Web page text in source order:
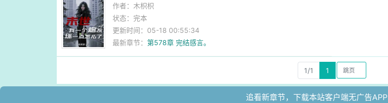
作者： 木枳枳
状态：完本
更新时间：05-18 00:55:34
最新章节：第578章 完结感言。
1/1 1
追看新章节，下载本站客户端无广告APP